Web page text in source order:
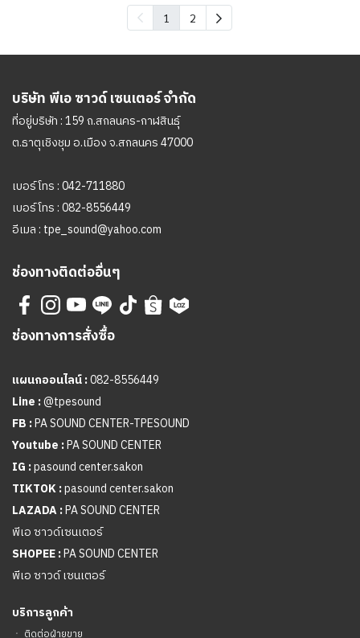
1 2
บริษัท พีเอ ซาวด์ เซนเตอร์ จำกัด
ที่อยู่บริษัท : 159 ถ.สกลนคร-กาฬสินธุ์
ต.ธาตุเชิงชุม อ.เมือง จ.สกลนคร 47000
เบอร์โทร :042-711880
เบอร์โทร :082-8556449
อีเมล : tpe_sound@yahoo.com
ช่องทางติดต่ออื่นๆ
ช่องทางการสั่งซื้อ
แผนกออนไลน์ :082-8556449
Line :@tpesound
FB :PA SOUND CENTER-TPESOUND
Youtube :PA SOUND CENTER
IG :pasound center.sakon
TIKTOK :pasound center.sakon
LAZADA :PA SOUND CENTER
พีเอ ซาวด์เซนเตอร์
SHOPEE :PA SOUND CENTER
พีเอ ซาวด์ เซนเตอร์
บริการลูกค้า
ㆍ ติดต่อฝ่ายขาย